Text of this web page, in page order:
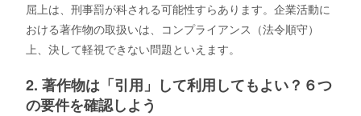
屈上は、刑事罰が科される可能性すらあります。企業活動に
おける著作物の取扱いは、コンプライアンス（法令順守）
上、決して軽視できない問題といえます。
2. 著作物は「引用」して利用してもよい？６つ
の要件を確認しよう